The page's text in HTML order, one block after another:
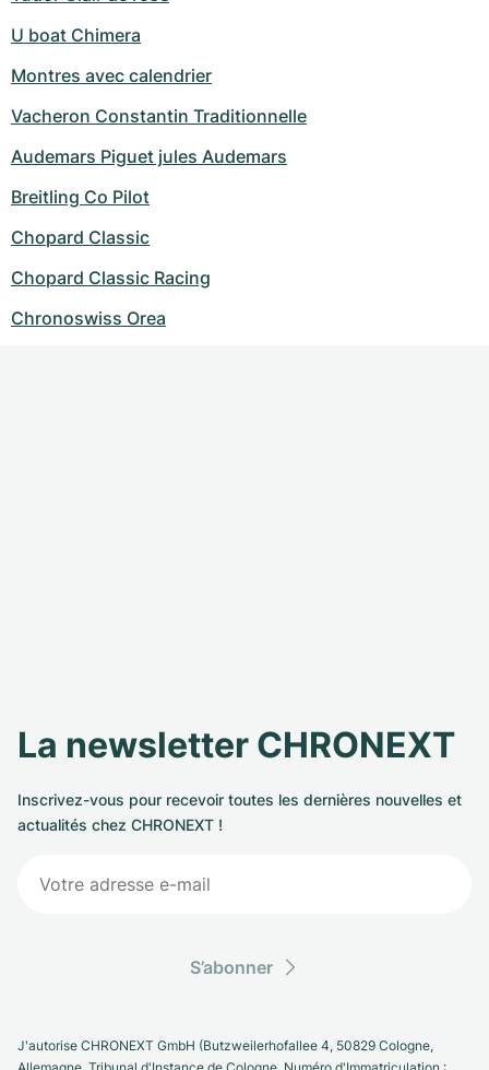
U boat Chimera
Montres avec calendrier
Vacheron Constantin Traditionnelle
Audemars Piguet jules Audemars
Breitling Co Pilot
Chopard Classic
Chopard Classic Racing
Chronoswiss Orea
La newsletter CHRONEXT
Inscrivez-vous pour recevoir toutes les dernières nouvelles et
actualités chez CHRONEXT !
S’abonner
J'autorise CHRONEXT GmbH (Butzweilerhofallee 4, 50829 Cologne,